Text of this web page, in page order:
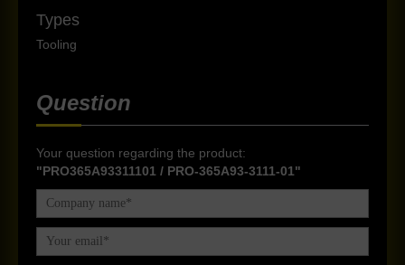
Types
Tooling
Question
Your question regarding the product:
"PRO365A93311101 / PRO-365A93-3111-01"